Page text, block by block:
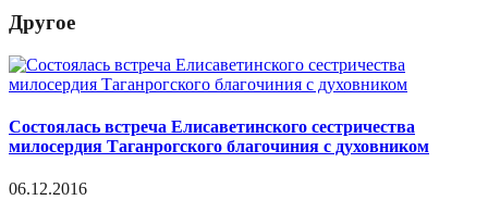
Другое
Состоялась встреча Елисаветинского сестричества
милосердия Таганрогского благочиния с духовником
06.12.2016